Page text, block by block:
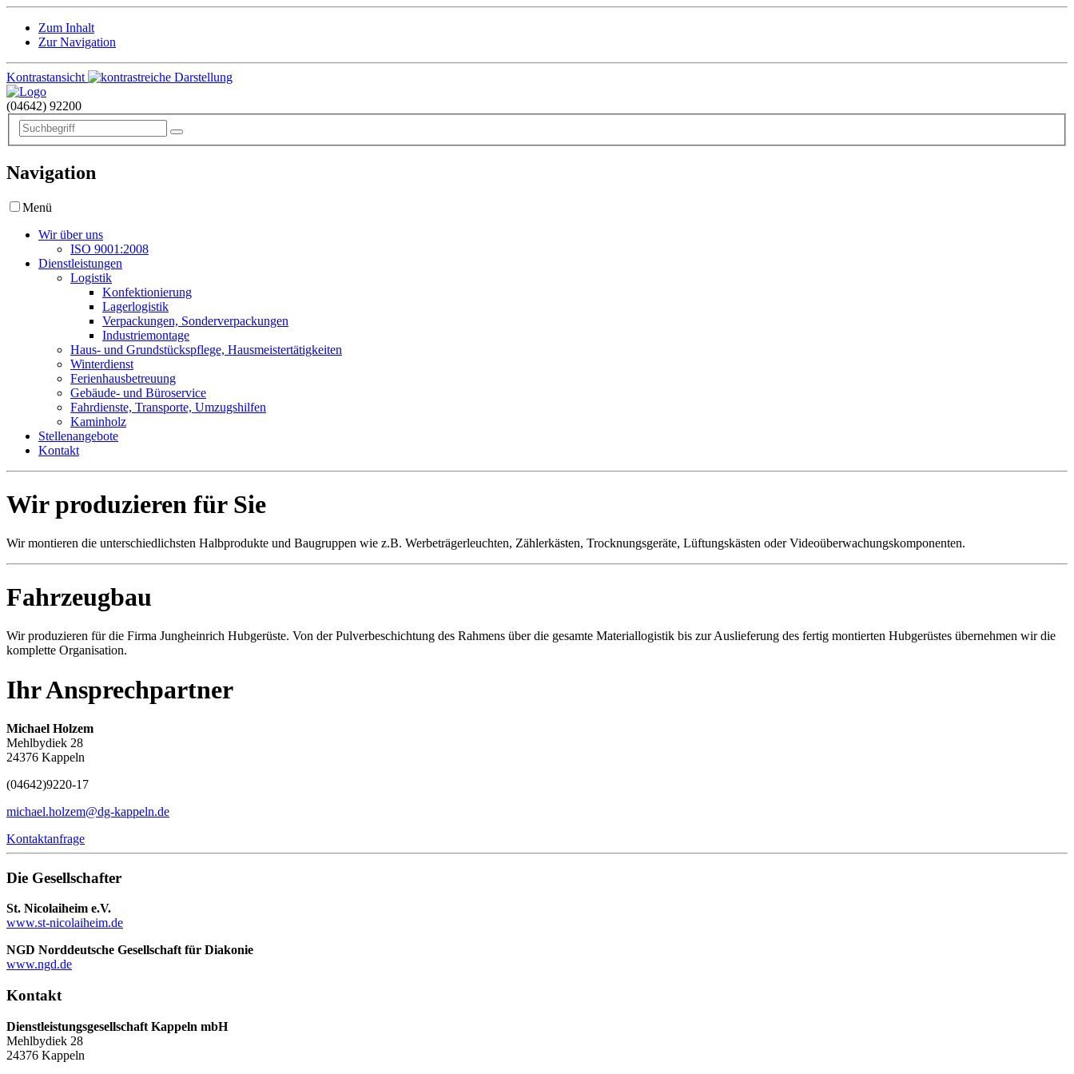
Zum Inhalt
Zur Navigation
Kontrastansicht
(04642) 92200
Navigation
Menü
Wir über uns
ISO 9001:2008
Dienstleistungen
Logistik
Konfektionierung
Lagerlogistik
Verpackungen, Sonderverpackungen
Industriemontage
Haus- und Grundstückspflege, Hausmeistertätigkeiten
Winterdienst
Ferienhausbetreuung
Gebäude- und Büroservice
Fahrdienste, Transporte, Umzugshilfen
Kaminholz
Stellenangebote
Kontakt
Wir produzieren für Sie
Wir montieren die unterschiedlichsten Halbprodukte und Baugruppen wie z.B. Werbeträgerleuchten, Zählerkästen, Trocknungsgeräte, Lüftungskästen oder Videoüberwachungskomponenten.
Fahrzeugbau
Wir produzieren für die Firma Jungheinrich Hubgerüste. Von der Pulverbeschichtung des Rahmens über die gesamte Materiallogistik bis zur Auslieferung des fertig montierten Hubgerüstes übernehmen wir die
komplette Organisation.
Ihr Ansprechpartner
Michael Holzem
Mehlbydiek 28
24376 Kappeln
(04642)9220-17
michael.holzem@dg-kappeln.de
Kontaktanfrage
Die Gesellschafter
St. Nicolaiheim e.V.
www.st-nicolaiheim.de
NGD Norddeutsche Gesellschaft für Diakonie
www.ngd.de
Kontakt
Dienstleistungsgesellschaft Kappeln mbH
Mehlbydiek 28
24376 Kappeln